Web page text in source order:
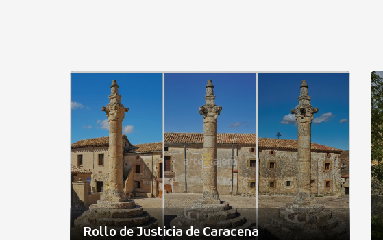
Rollo de Justicia de Caracena